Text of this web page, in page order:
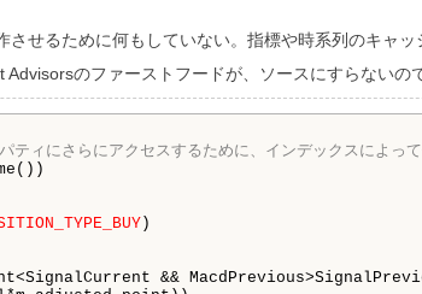
せるために何もしていない。指標や時系列のキャ
のファーストフードが、ソースにすらないの
ィにさらにアクセスするために、インデックスによって
)
&&